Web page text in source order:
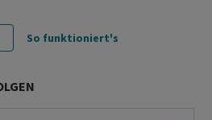
So funktioniert's